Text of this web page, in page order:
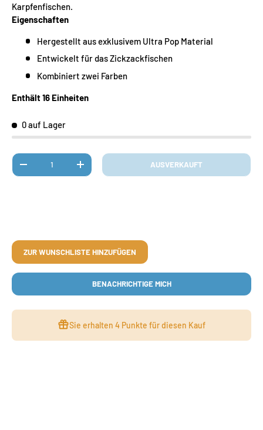
Karpfenfischen.
Eigenschaften
Hergestellt aus exklusivem Ultra Pop Material
Entwickelt für das Zickzackfischen
Kombiniert zwei Farben
Enthält 16 Einheiten
0 auf Lager
Anzahl
MENGE VERRINGERNMENGE ERHÖHEN AUSVERKAUFT
ZUR WUNSCHLISTE HINZUFÜGEN
BENACHRICHTIGE MICH
Sie erhalten 4 Punkte für diesen Kauf